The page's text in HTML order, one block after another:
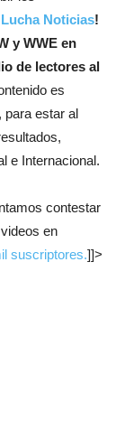
Lucha Noticias!
y WWE en
de lectores al
es
, para estar al
e Internacional.
contestar
en
suscriptores.]]>